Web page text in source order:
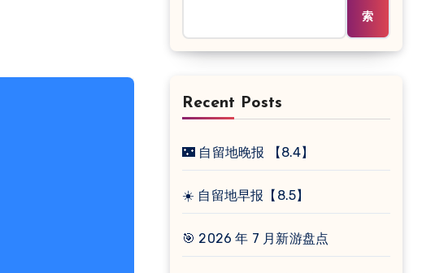
索
Recent Posts
🌃 自留地晚报 【8.4】
☀️ 自留地早报【8.5】
🎯 2026 年 7 月新游盘点